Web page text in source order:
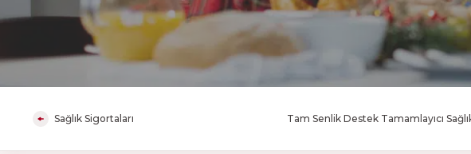
Sağlık Sigortaları Tam Senlik Destek Tamamlayıcı